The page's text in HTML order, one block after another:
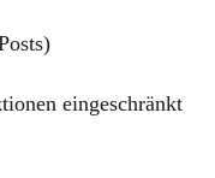
eingeschränkt